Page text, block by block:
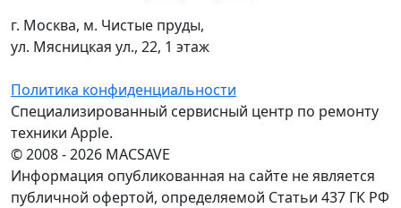
г. Москва, м. Чистые пруды,
ул. Мясницкая ул., 22, 1 этаж
Политика конфиденциальности
Специализированный сервисный центр по ремонту
техники Apple.
© 2008 - 2026 MACSAVE
Информация опубликованная на сайте не является
публичной офертой, определяемой Статьи 437 ГК РФ